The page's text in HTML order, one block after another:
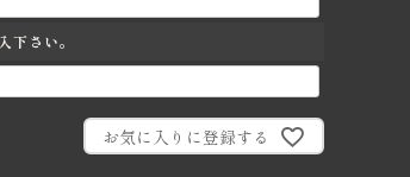
下さい。
お気に入りに登録する